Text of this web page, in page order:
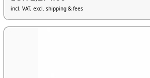
incl. VAT, excl. shipping & fees